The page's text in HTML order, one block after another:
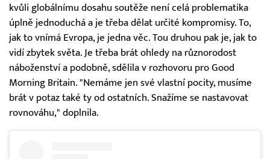
kvůli globálnímu dosahu soutěže není celá problematika
úplně jednoduchá a je třeba dělat určité kompromisy. To,
jak to vnímá Evropa, je jedna věc. Tou druhou pak je, jak to
vidí zbytek světa. Je třeba brát ohledy na různorodost
náboženství a podobně, sdělila v rozhovoru pro Good
Morning Britain. "Nemáme jen své vlastní pocity, musíme
brát v potaz také ty od ostatních. Snažíme se nastavovat
rovnováhu," doplnila.